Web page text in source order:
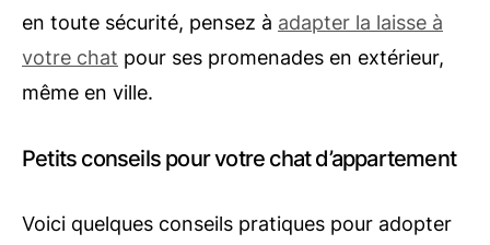
en toute sécurité, pensez à adapter la laisse à
votre chat pour ses promenades en extérieur,
même en ville.
Petits conseils pour votre chat d’appartement
Voici quelques conseils pratiques pour adopter